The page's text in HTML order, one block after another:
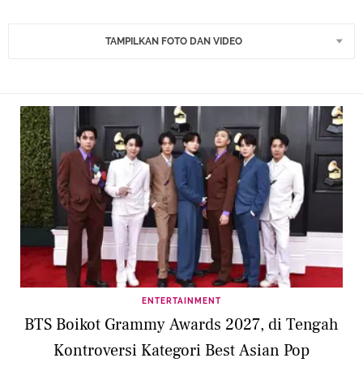
TAMPILKAN FOTO DAN VIDEO
ENTERTAINMENT
BTS Boikot Grammy Awards 2027, di Tengah
Kontroversi Kategori Best Asian Pop